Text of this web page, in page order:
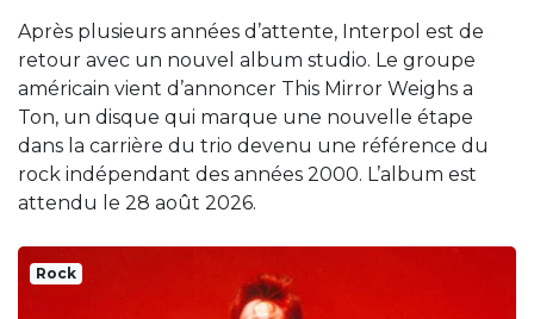
Après plusieurs années d’attente, Interpol est de
retour avec un nouvel album studio. Le groupe
américain vient d’annoncer This Mirror Weighs a
Ton, un disque qui marque une nouvelle étape
dans la carrière du trio devenu une référence du
rock indépendant des années 2000. L’album est
attendu le 28 août 2026.
Rock